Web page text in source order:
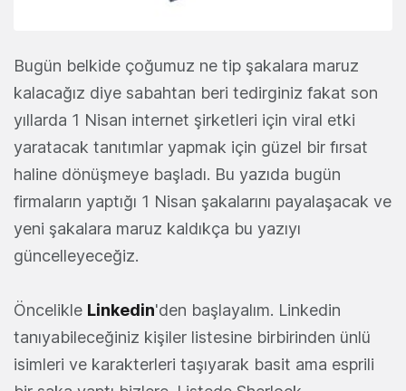
Bugün belkide çoğumuz ne tip şakalara maruz
kalacağız diye sabahtan beri tedirginiz fakat son
yıllarda 1 Nisan internet şirketleri için viral etki
yaratacak tanıtımlar yapmak için güzel bir fırsat
haline dönüşmeye başladı. Bu yazıda bugün
firmaların yaptığı 1 Nisan şakalarını payalaşacak ve
yeni şakalara maruz kaldıkça bu yazıyı
güncelleyeceğiz.
Öncelikle Linkedin'den başlayalım. Linkedin
tanıyabileceğiniz kişiler listesine birbirinden ünlü
isimleri ve karakterleri taşıyarak basit ama esprili